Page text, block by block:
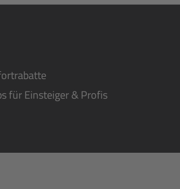
für Einsteiger & Profis